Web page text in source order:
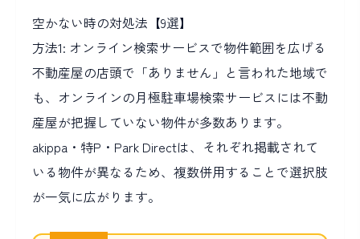
空かない時の対処法【9選】
方法1: オンライン検索サービスで物件範囲を広げる
不動産屋の店頭で「ありません」と言われた地域で
も、オンラインの月極駐車場検索サービスには不動
産屋が把握していない物件が多数あります。
akippa・特P・Park Directは、それぞれ掲載されて
いる物件が異なるため、複数併用することで選択肢
が一気に広がります。